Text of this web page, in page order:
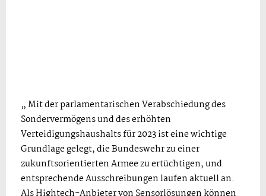
„ Mit der parlamentarischen Verabschiedung des
Sondervermögens und des erhöhten
Verteidigungshaushalts für 2023 ist eine wichtige
Grundlage gelegt, die Bundeswehr zu einer
zukunftsorientierten Armee zu ertüchtigen, und
entsprechende Ausschreibungen laufen aktuell an.